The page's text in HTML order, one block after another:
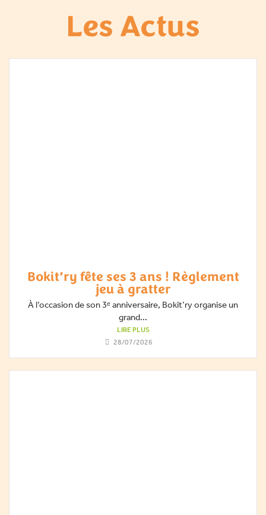
Les Actus
Bokit’ry fête ses 3 ans ! Règlement
jeu à gratter
À l’occasion de son 3ᵉ anniversaire, Bokit’ry organise un
grand...
LIRE PLUS
28/07/2026